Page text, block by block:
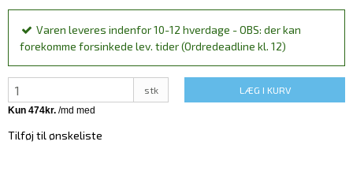
Varen leveres indenfor 10-12 hverdage - OBS: der kan
forekomme forsinkede lev. tider (Ordredeadline kl. 12)
stk LÆG I KURV
Tilføj til ønskeliste